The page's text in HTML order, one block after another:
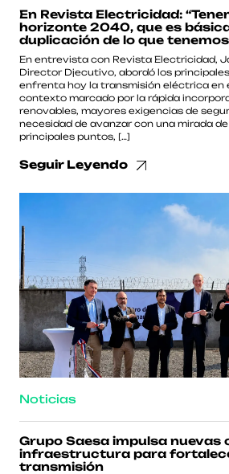
En Revista Electricidad:
horizonte 2040, que es
duplicación de lo que
En entrevista con Revista Electricidad,
Director Djecutivo, abordó los
enfrenta hoy la transmisión eléctrica en
contexto marcado por la rápida
renovables, mayores exigencias de
necesidad de avanzar con una mirada
principales puntos, […]
Seguir Leyendo
Noticias
Grupo Saesa impulsa nuevas
infraestructura para
transmisión